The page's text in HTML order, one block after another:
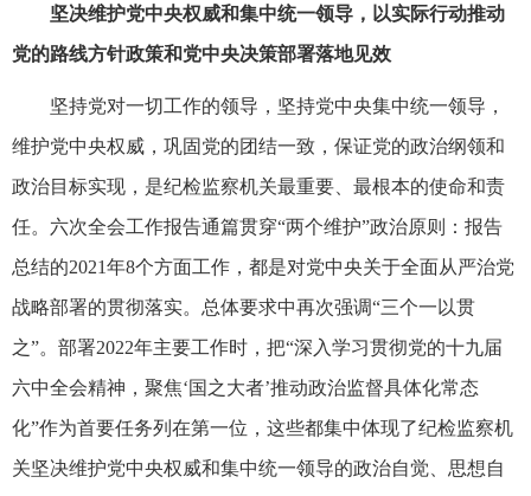
坚决维护党中央权威和集中统一领导，以实际行动推动
党的路线方针政策和党中央决策部署落地见效
坚持党对一切工作的领导，坚持党中央集中统一领导，
维护党中央权威，巩固党的团结一致，保证党的政治纲领和
政治目标实现，是纪检监察机关最重要、最根本的使命和责
任。六次全会工作报告通篇贯穿“两个维护”政治原则：报告
总结的2021年8个方面工作，都是对党中央关于全面从严治党
战略部署的贯彻落实。总体要求中再次强调“三个一以贯
之”。部署2022年主要工作时，把“深入学习贯彻党的十九届
六中全会精神，聚焦‘国之大者’推动政治监督具体化常态
化”作为首要任务列在第一位，这些都集中体现了纪检监察机
关坚决维护党中央权威和集中统一领导的政治自觉、思想自